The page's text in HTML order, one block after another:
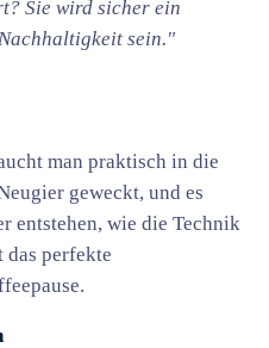
Sie wird sicher ein
sein."
man praktisch in die
geweckt, und es
entstehen, wie die Technik
das perfekte